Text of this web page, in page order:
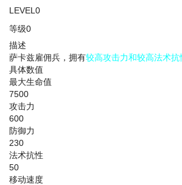
LEVEL0
等级0
描述
萨卡兹雇佣兵，拥有较高攻击力和较高法术抗
具体数值
最大生命值
7500
攻击力
600
防御力
230
法术抗性
50
移动速度